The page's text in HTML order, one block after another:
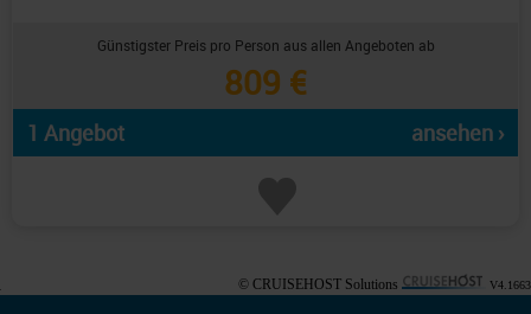
Günstigster Preis pro Person aus allen Angeboten ab
809 €
1 Angebot ansehen ›
© CRUISEHOST Solutions V4.1663